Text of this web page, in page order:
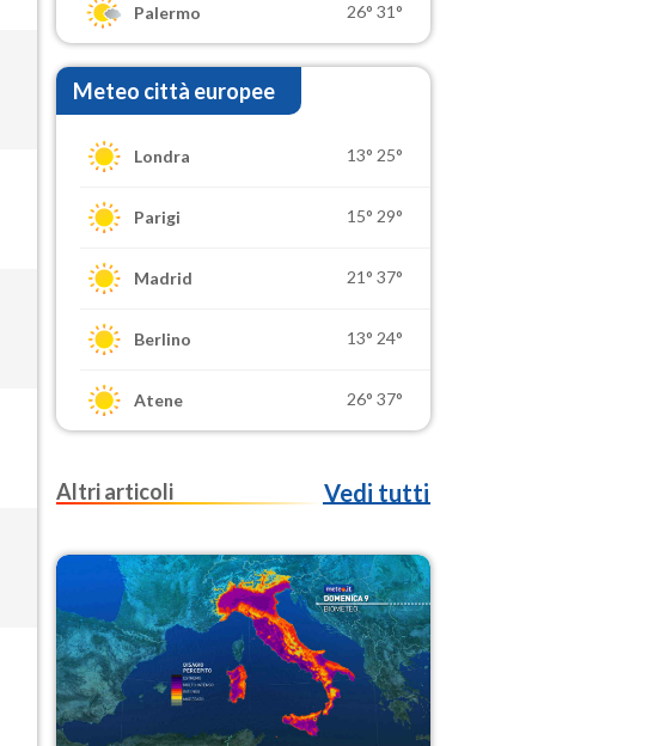
Palermo 26° 31°
Meteo città europee
Londra 13° 25°
Parigi 15° 29°
Madrid 21° 37°
Berlino 13° 24°
Atene 26° 37°
Altri articoli Vedi tutti